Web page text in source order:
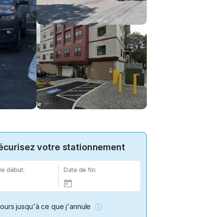
votre stationnement
début: Date de fin:
jusqu'à ce que j'annule